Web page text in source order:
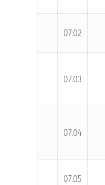
07.02
07.03
07.04
07.05